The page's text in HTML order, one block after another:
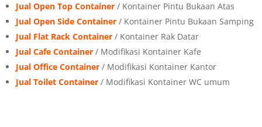
Jual Open Top Container / Kontainer Pintu Bukaan Atas
Jual Open Side Container / Kontainer Pintu Bukaan Samping
Jual Flat Rack Container / Kontainer Rak Datar
Jual Cafe Container / Modifikasi Kontainer Kafe
Jual Office Container / Modifikasi Kontainer Kantor
Jual Toilet Container / Modifikasi Kontainer WC umum